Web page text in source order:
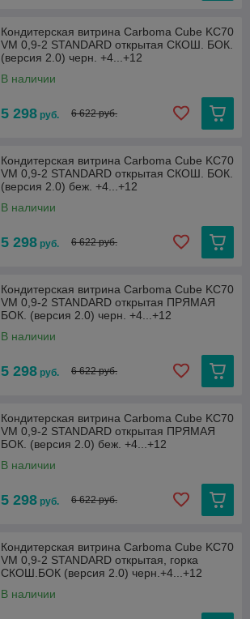
Кондитерская витрина Carboma Cube KC70
VM 0,9-2 STANDARD открытая СКОШ. БОК.
(версия 2.0) черн. +4...+12
В наличии
5 298 руб. 6 622 руб.
Кондитерская витрина Carboma Cube KC70
VM 0,9-2 STANDARD открытая СКОШ. БОК.
(версия 2.0) беж. +4...+12
В наличии
5 298 руб. 6 622 руб.
Кондитерская витрина Carboma Cube KC70
VM 0,9-2 STANDARD открытая ПРЯМАЯ
БОК. (версия 2.0) черн. +4...+12
В наличии
5 298 руб. 6 622 руб.
Кондитерская витрина Carboma Cube KC70
VM 0,9-2 STANDARD открытая ПРЯМАЯ
БОК. (версия 2.0) беж. +4...+12
В наличии
5 298 руб. 6 622 руб.
Кондитерская витрина Carboma Cube KC70
VM 0,9-2 STANDARD открытая, горка
СКОШ.БОК (версия 2.0) черн.+4...+12
В наличии